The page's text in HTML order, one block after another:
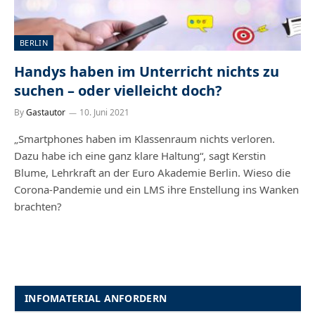
BERLIN
Handys haben im Unterricht nichts zu
suchen – oder vielleicht doch?
ByGastautor 10. Juni 2021
„Smartphones haben im Klassenraum nichts verloren.
Dazu habe ich eine ganz klare Haltung“, sagt Kerstin
Blume, Lehrkraft an der Euro Akademie Berlin. Wieso die
Corona-Pandemie und ein LMS ihre Enstellung ins Wanken
brachten?
INFOMATERIAL ANFORDERN